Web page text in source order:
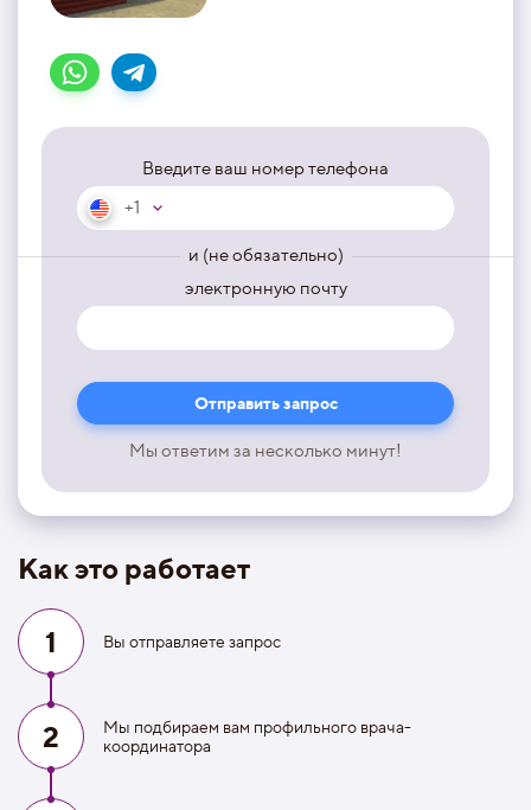
Введите ваш номер телефона
+1
и (не обязательно)
электронную почту
Мы ответим за несколько минут!
Как это работает
1 Вы отправляете запрос
2
Мы подбираем вам профильного врача-
координатора